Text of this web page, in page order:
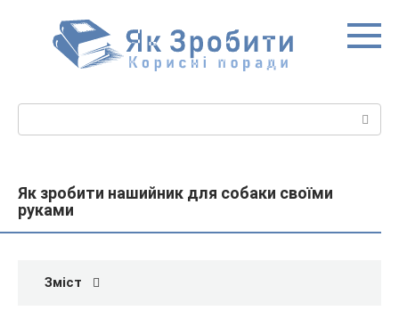
Як зробити нашийник для собаки своїми
руками
Зміст